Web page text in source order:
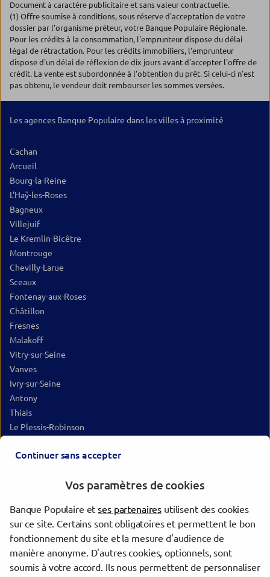
Document à caractère publicitaire et sans valeur contractuelle.
(1) Offre soumise à conditions, sous réserve d'acceptation de votre
dossier par l'organisme prêteur, votre Banque Populaire Régionale.
Pour les crédits à la consommation, l'emprunteur dispose du délai
légal de rétractation. Pour les crédits immobiliers, l'emprunteur
dispose d'un délai de réflexion de dix jours avant d'accepter l'offre de
crédit. La vente est subordonnée à l'obtention du prêt. Si celui-ci n'est
pas obtenu, le vendeur doit rembourser les sommes versées.
Les agences Banque Populaire dans les villes à proximité
Cachan
Arcueil
Bourg-la-Reine
L'Haÿ-les-Roses
Bagneux
Villejuif
Le Kremlin-Bicêtre
Montrouge
Chevilly-Larue
Sceaux
Fontenay-aux-Roses
Châtillon
Fresnes
Malakoff
Vitry-sur-Seine
Vanves
Ivry-sur-Seine
Antony
Thiais
Le Plessis-Robinson
Clamart
Charenton-le-Pont
Choisy-le-Roi
Paris
Meudon
Orly
Maisons-Alfort
Continuer sans accepter
Vos paramètres de cookies
Banque Populaire etses partenaires utilisent des cookies
sur ce site. Certains sont obligatoires et permettent le bon
fonctionnement du site et la mesure d'audience de
manière anonyme. D'autres cookies, optionnels, sont
soumis à votre accord. Ils nous permettent de personnaliser